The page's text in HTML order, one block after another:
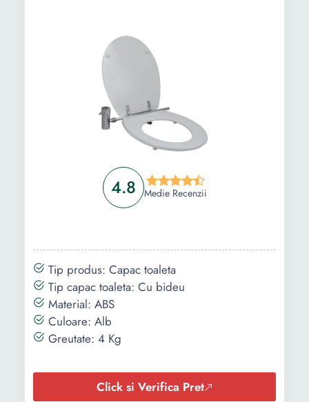
4.8 Medie Recenzii
Tip produs: Capac toaleta
Tip capac toaleta: Cu bideu
Material: ABS
Culoare: Alb
Greutate: 4 Kg
Click si Verifica Pret
Ghid de cumparare
Intrebari Frecvente